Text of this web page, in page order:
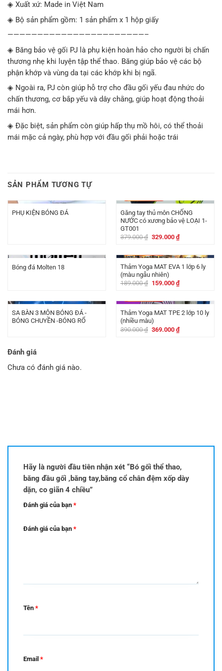
◈ Xuất xứ: Made in Việt Nam
◈ Bộ sản phẩm gồm: 1 sản phẩm x 1 hộp giấy
———————————————————————–
◈ Băng bảo vệ gối PJ là phụ kiện hoàn hảo cho người bị chấn
thương nhẹ khi luyện tập thể thao. Băng giúp bảo vệ các bộ
phận khớp và vùng da tại các khớp khi bị ngã.
◈ Ngoài ra, PJ còn giúp hỗ trợ cho đầu gối yếu đau nhức do
chấn thương, cơ bắp yếu và dây chằng, giúp hoạt động thoải
mái hơn.
◈ Đặc biệt, sản phẩm còn giúp hấp thụ mồ hôi, có thể thoải
mái mặc cả ngày, phù hợp với đầu gối phải hoặc trái
SẢN PHẨM TƯƠNG TỰ
PHỤ KIỆN BÓNG ĐÁ
Găng tay thủ môn CHỐNG
NƯỚC có xương bảo vệ LOẠI 1-
GT001
379.000₫ Giá
379.000 ₫.
329.000 ₫Giá
hiện
là:
329.000 ₫.
Bóng đá Molten 18
Thảm Yoga MAT EVA 1 lớp 6 ly
(màu ngẫu nhiên)
189.000₫ Giá
189.000 ₫.
159.000 ₫Giá
hiện
là:
159.000 ₫.
SA BÀN 3 MÔN BÓNG ĐÁ -
BÓNG CHUYỀN -BÓNG RỔ
Thảm Yoga MAT TPE 2 lớp 10 ly
(nhiều màu)
390.000₫ Giá
369.000 ₫Giá
hiện
Đánh giá
Chưa có đánh giá nào.
Hãy là người đầu tiên nhận xét “Bó gối thể thao,
băng đầu gối ,băng tay,băng cổ chân đệm xốp dày
dặn, co giãn 4 chiều”
Đánh giá của bạn *
Đánh giá của bạn *
Tên *
Email *